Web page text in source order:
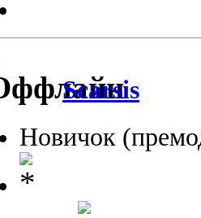
Scarsis
Новичок